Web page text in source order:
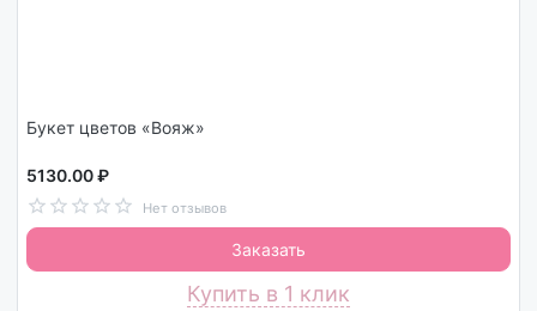
Букет цветов «Вояж»
5130.00 ₽
Нет отзывов
Заказать
Купить в 1 клик